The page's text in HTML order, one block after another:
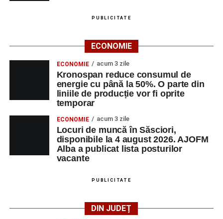
PUBLICITATE
ECONOMIE
ECONOMIE acum 3 zile
Kronospan reduce consumul de
energie cu până la 50%. O parte din
liniile de producție vor fi oprite
temporar
ECONOMIE acum 3 zile
Locuri de muncă în Săsciori,
disponibile la 4 august 2026. AJOFM
Alba a publicat lista posturilor
vacante
PUBLICITATE
DIN JUDEȚ